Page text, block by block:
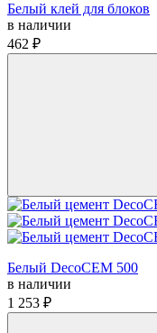
Белый клей для блоков
в наличии
462 ₽
Белый DecoCEM 500
в наличии
1 253 ₽